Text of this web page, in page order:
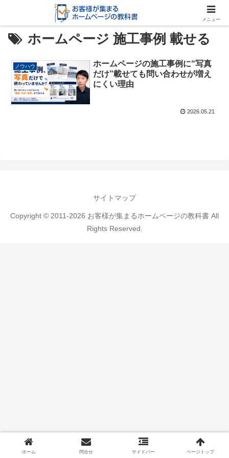
ホームページ 施工事例 載せる
ノウハウ
ホームページの施工事例に“写真
だけ”載せても問い合わせが増え
にくい理由
2026.05.21
サイトマップ
Copyright © 2011-2026 お客様が集まるホームページの教科書 All
Rights Reserved.
メニュー
ホーム 問合せ サイドバー ページトップ